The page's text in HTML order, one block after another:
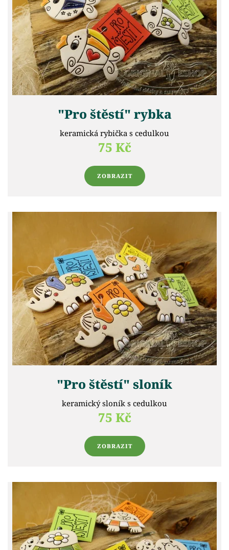
"Pro štěstí" rybka
keramická rybička s cedulkou
75 Kč
ZOBRAZIT
"Pro štěstí" sloník
keramický sloník s cedulkou
75 Kč
ZOBRAZIT